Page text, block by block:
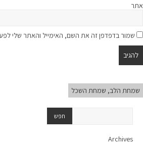
אתר
שמור בדפדפן זה את השם, האימייל והאתר שלי
שמחת הלב, שמחת השכל
Archives